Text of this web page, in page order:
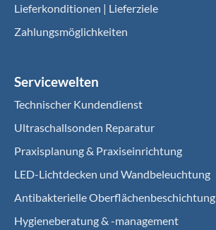
Lieferkonditionen | Lieferziele
Zahlungsmöglichkeiten
Servicewelten
Technischer Kundendienst
Ultraschallsonden Reparatur
Praxisplanung & Praxiseinrichtung
LED-Lichtdecken und Wandbeleuchtung
Antibakterielle Oberflächenbeschichtung
Hygieneberatung & -management